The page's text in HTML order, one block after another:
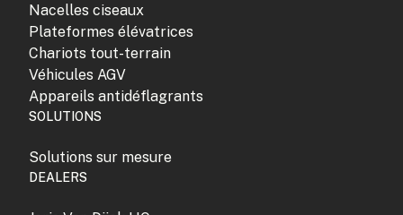
Nacelles ciseaux
Plateformes élévatrices
Chariots tout-terrain
Véhicules AGV
Appareils antidéflagrants
SOLUTIONS
Solutions sur mesure
DEALERS